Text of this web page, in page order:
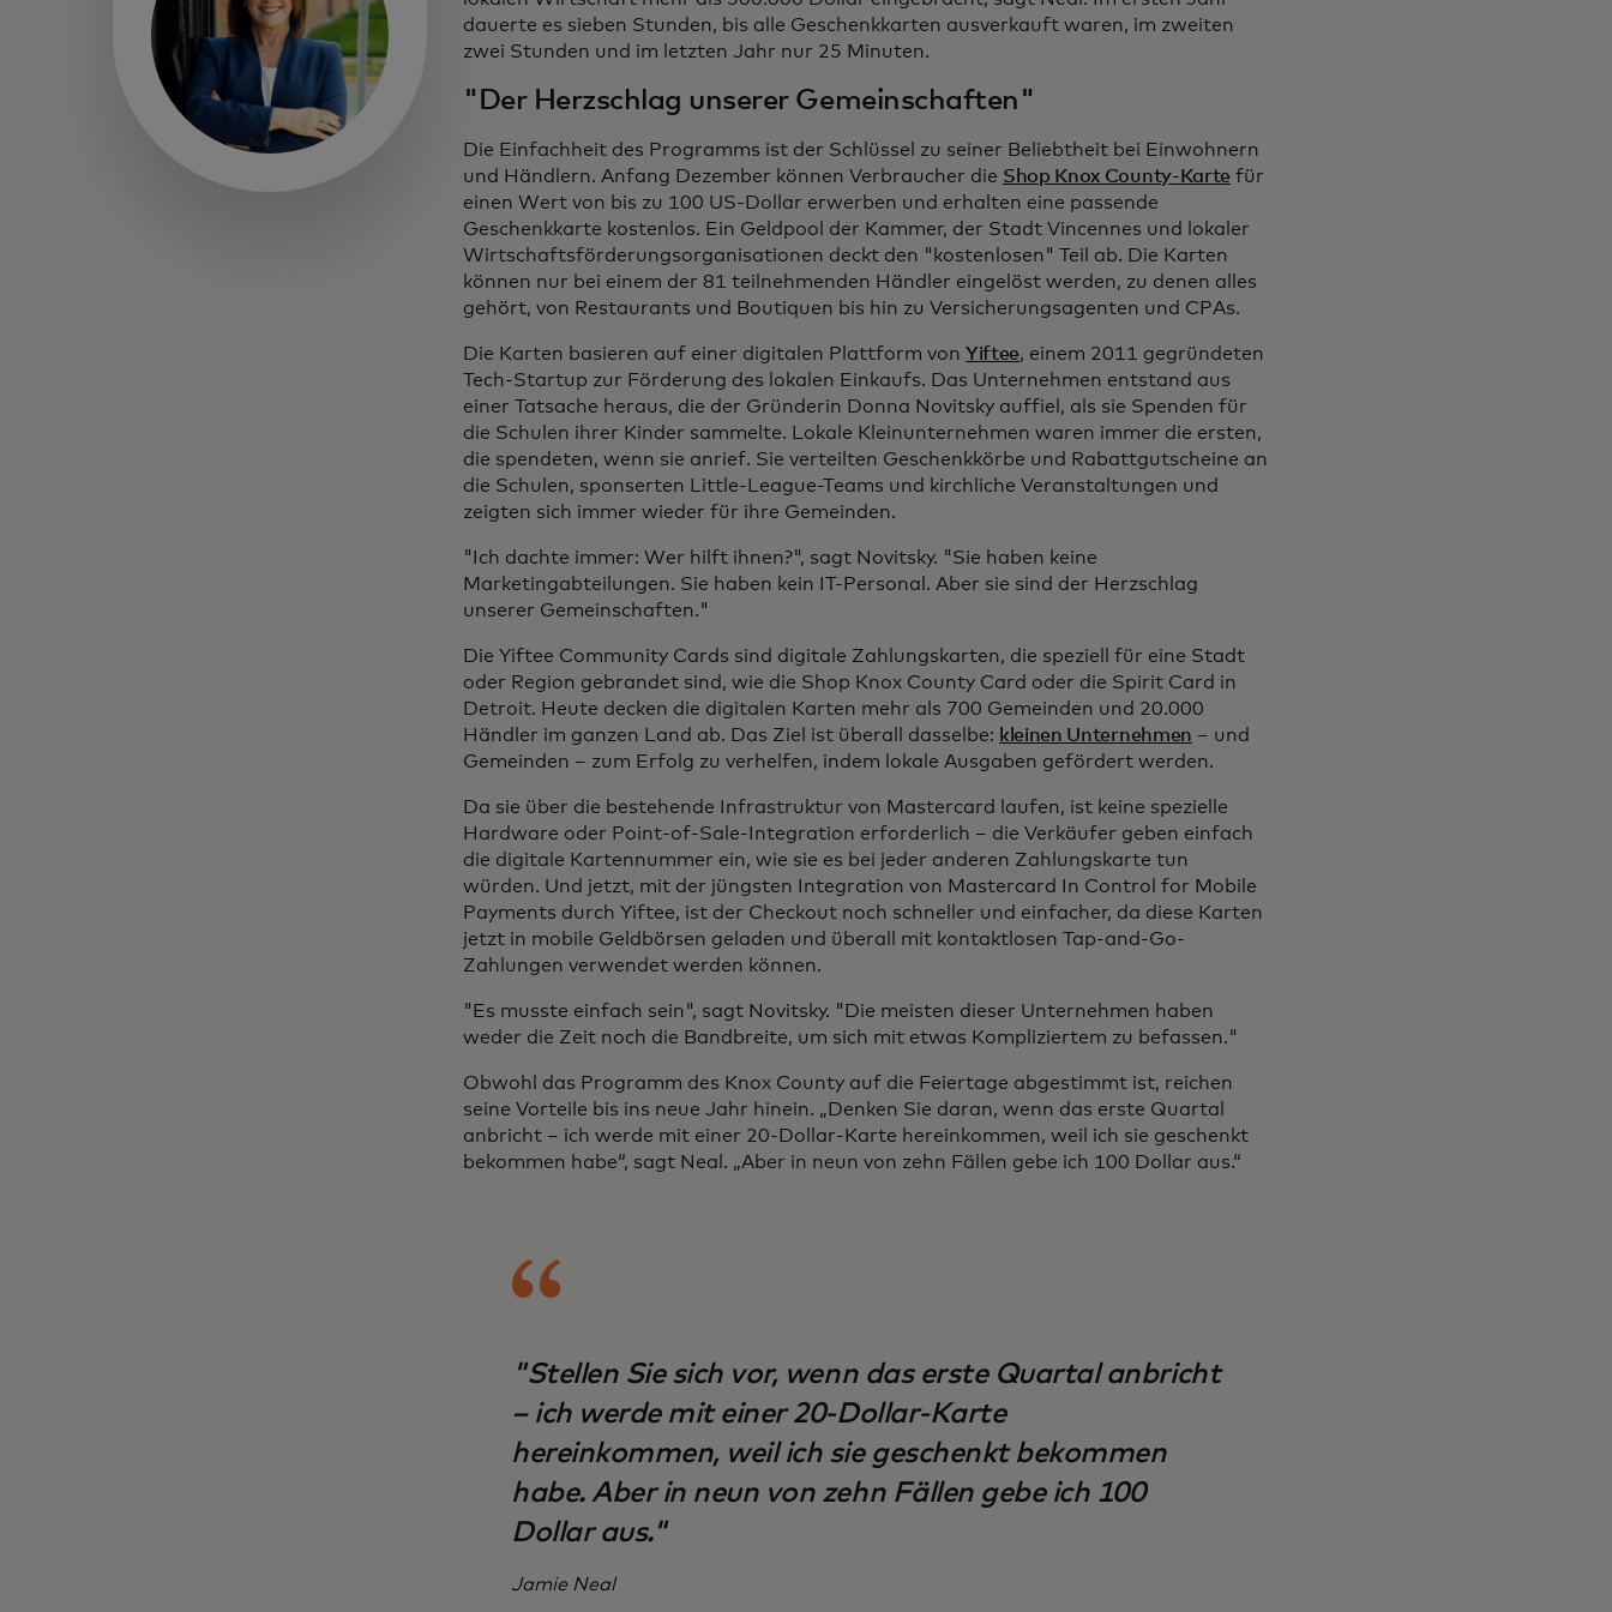
dauerte es sieben Stunden, bis alle Geschenkkarten ausverkauft waren, im zweiten
zwei Stunden und im letzten Jahr nur 25 Minuten.
"Der Herzschlag unserer Gemeinschaften"
Die Einfachheit des Programms ist der Schlüssel zu seiner Beliebtheit bei Einwohnern
und Händlern. Anfang Dezember können Verbraucher die Shop Knox County-Karte für
einen Wert von bis zu 100 US-Dollar erwerben und erhalten eine passende
Geschenkkarte kostenlos. Ein Geldpool der Kammer, der Stadt Vincennes und lokaler
Wirtschaftsförderungsorganisationen deckt den "kostenlosen" Teil ab. Die Karten
können nur bei einem der 81 teilnehmenden Händler eingelöst werden, zu denen alles
gehört, von Restaurants und Boutiquen bis hin zu Versicherungsagenten und CPAs.
Die Karten basieren auf einer digitalen Plattform von Yiftee, einem 2011 gegründeten
Tech-Startup zur Förderung des lokalen Einkaufs. Das Unternehmen entstand aus
einer Tatsache heraus, die der Gründerin Donna Novitsky auffiel, als sie Spenden für
die Schulen ihrer Kinder sammelte. Lokale Kleinunternehmen waren immer die ersten,
die spendeten, wenn sie anrief. Sie verteilten Geschenkkörbe und Rabattgutscheine an
die Schulen, sponserten Little-League-Teams und kirchliche Veranstaltungen und
zeigten sich immer wieder für ihre Gemeinden.
"Ich dachte immer: Wer hilft ihnen?", sagt Novitsky. "Sie haben keine
Marketingabteilungen. Sie haben kein IT-Personal. Aber sie sind der Herzschlag
unserer Gemeinschaften."
Die Yiftee Community Cards sind digitale Zahlungskarten, die speziell für eine Stadt
oder Region gebrandet sind, wie die Shop Knox County Card oder die Spirit Card in
Detroit. Heute decken die digitalen Karten mehr als 700 Gemeinden und 20.000
Händler im ganzen Land ab. Das Ziel ist überall dasselbe: kleinen Unternehmen – und
Gemeinden – zum Erfolg zu verhelfen, indem lokale Ausgaben gefördert werden.
Da sie über die bestehende Infrastruktur von Mastercard laufen, ist keine spezielle
Hardware oder Point-of-Sale-Integration erforderlich – die Verkäufer geben einfach
die digitale Kartennummer ein, wie sie es bei jeder anderen Zahlungskarte tun
würden. Und jetzt, mit der jüngsten Integration von Mastercard In Control for Mobile
Payments durch Yiftee, ist der Checkout noch schneller und einfacher, da diese Karten
jetzt in mobile Geldbörsen geladen und überall mit kontaktlosen Tap-and-Go-
Zahlungen verwendet werden können.
"Es musste einfach sein", sagt Novitsky. "Die meisten dieser Unternehmen haben
weder die Zeit noch die Bandbreite, um sich mit etwas Kompliziertem zu befassen."
Obwohl das Programm des Knox County auf die Feiertage abgestimmt ist, reichen
seine Vorteile bis ins neue Jahr hinein. „Denken Sie daran, wenn das erste Quartal
anbricht – ich werde mit einer 20-Dollar-Karte hereinkommen, weil ich sie geschenkt
bekommen habe“, sagt Neal. „Aber in neun von zehn Fällen gebe ich 100 Dollar aus.“
"Stellen Sie sich vor, wenn das erste Quartal anbricht
– ich werde mit einer 20-Dollar-Karte
hereinkommen, weil ich sie geschenkt bekommen
habe. Aber in neun von zehn Fällen gebe ich 100
Dollar aus."
Jamie Neal